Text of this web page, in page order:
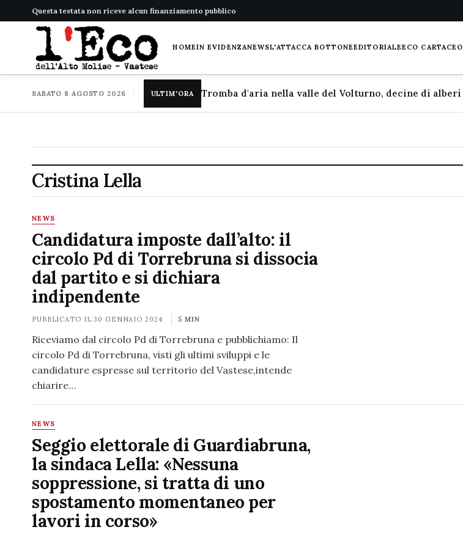
Questa testata non riceve alcun finanziamento pubblico
HOMEIN EVIDENZANEWSL'ATTACCA BOTTONEEDITORIALEECO CARTACEO
SABATO 8 AGOSTO 2026 ULTIM'ORA
Cristina Lella
NEWS
Candidatura imposte dall’alto: il
circolo Pd di Torrebruna si dissocia
dal partito e si dichiara
indipendente
PUBBLICATO IL30 GENNAIO 2024 5 MIN
Riceviamo dal circolo Pd di Torrebruna e pubblichiamo: Il
circolo Pd di Torrebruna, visti gli ultimi sviluppi e le
candidature espresse sul territorio del Vastese,intende
chiarire…
NEWS
Seggio elettorale di Guardiabruna,
la sindaca Lella: «Nessuna
soppressione, si tratta di uno
spostamento momentaneo per
lavori in corso»